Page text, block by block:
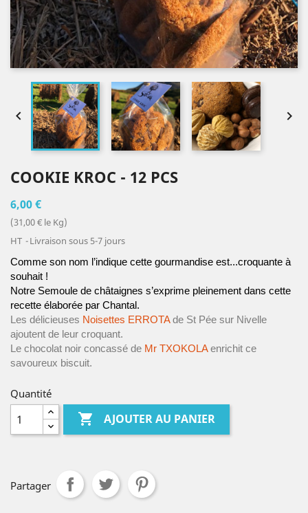
 
COOKIE KROC - 12 PCS
6,00 €
(31,00 € le Kg)
HT
Livraison sous 5-7 jours
Comme son nom l’indique cette gourmandise est...croquante à
souhait !
Notre Semoule de châtaignes s’exprime pleinement dans cette
recette élaborée par Chantal.
Les délicieuses Noisettes ERROTA de St Pée sur Nivelle
ajoutent de leur croquant.
Le chocolat noir concassé de Mr TXOKOLA enrichit ce
savoureux biscuit.
Quantité
 AJOUTER AU PANIER
Partager